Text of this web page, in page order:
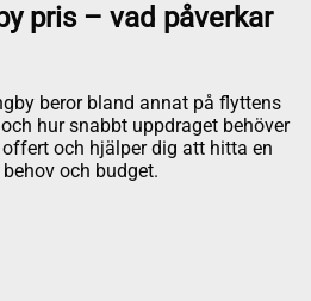
pris – vad påverkar
beror bland annat på flyttens
hur snabbt uppdraget behöver
och hjälper dig att hitta en
och budget.